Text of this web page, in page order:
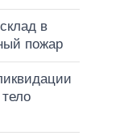
в
пожар